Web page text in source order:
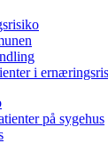
i
på sygehus